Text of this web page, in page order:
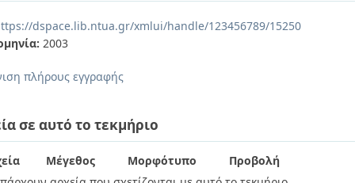
dspace.lib.ntua.gr/xmlui/handle/123456789/15250
2003
πλήρους εγγραφής
σε αυτό το τεκμήριο
Μέγεθος Μορφότυπο
Προβολή